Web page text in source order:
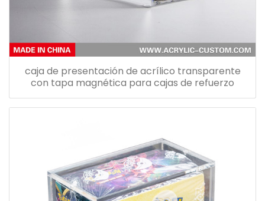
caja de presentación de acrílico transparente
con tapa magnética para cajas de refuerzo